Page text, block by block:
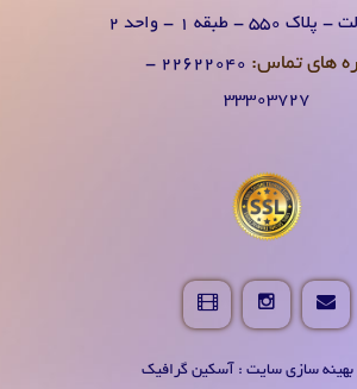
- طبقه 1 - واحد 2
های تماس:
۲۲۶۲۲۰۴0 -
۳۳۳۰۳۷۲۷
بهینه سازی سایت : آسکین گرافیک